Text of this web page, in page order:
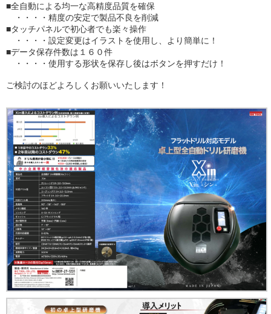
■全自動による均一な高精度品質を確保
・・・・精度の安定で製品不良を削減
■タッチパネルで初心者でも楽々操作
・・・・設定変更はイラストを使用し、より簡単に！
■データ保存件数は１６０件
・・・・使用する形状を保存し後はボタンを押すだけ！
ご検討のほどよろしくお願いいたします！